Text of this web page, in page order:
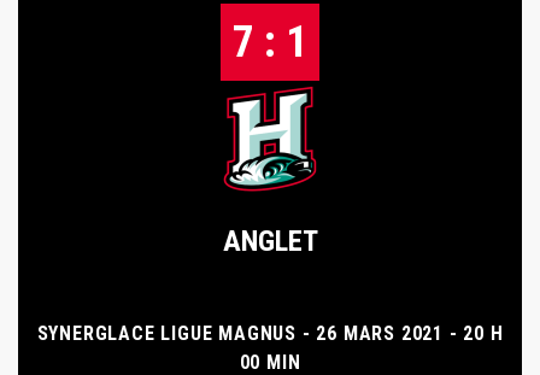
7 : 1
ANGLET
SYNERGLACE LIGUE MAGNUS - 26 MARS 2021 - 20 H
00 MIN